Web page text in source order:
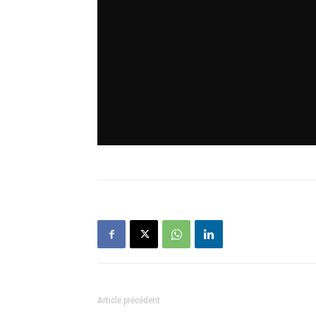
Article précédent